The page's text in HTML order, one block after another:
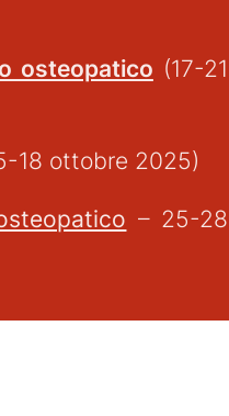
osteopatico (17-21
18 ottobre 2025)
– 25-28